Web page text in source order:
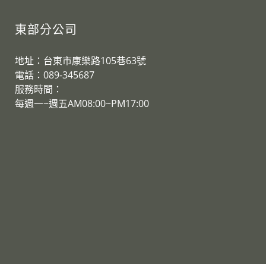
東部分公司
地址：台東市康樂路105巷63號
電話：089-345687
服務時間：
​每週一~週五AM08:00~PM17:00